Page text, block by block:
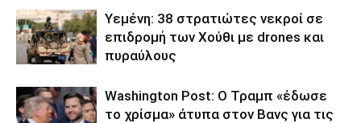
Υεμένη: 38 στρατιώτες νεκροί σε
επιδρομή των Χούθι με drones και
πυραύλους
Washington Post: Ο Τραμπ «έδωσε
το χρίσμα» άτυπα στον Βανς για τις